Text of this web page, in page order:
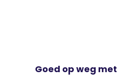
Goed op weg